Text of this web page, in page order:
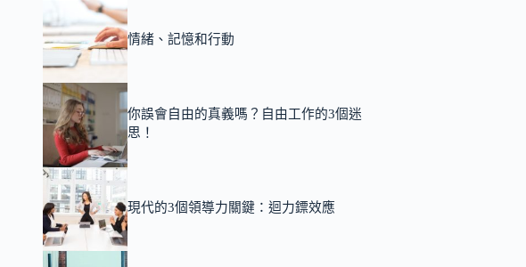
情緒、記憶和行動
你誤會自由的真義嗎？自由工作的3個迷
思！
現代的3個領導力關鍵：迴力鏢效應